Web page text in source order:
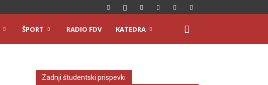
ŠPORT RADIO FDV KATEDRA
Zadnji študentski prispevki